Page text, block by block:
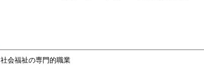
社会福祉の専門的職業